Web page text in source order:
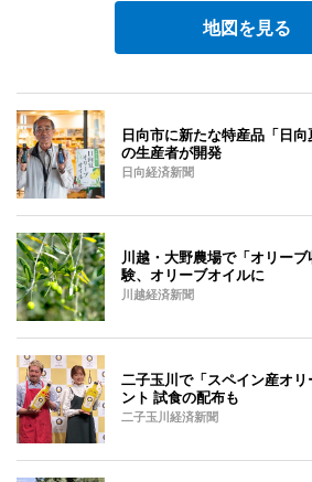
地図を見る
日向市に新たな特産品「日
の生産者が開発
日向経済新聞
川越・大野農場で「オリー
験、オリーブオイルに
川越経済新聞
二子玉川で「スペイン産オ
ント 試食の配布も
二子玉川経済新聞